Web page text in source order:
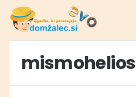
mismohelios